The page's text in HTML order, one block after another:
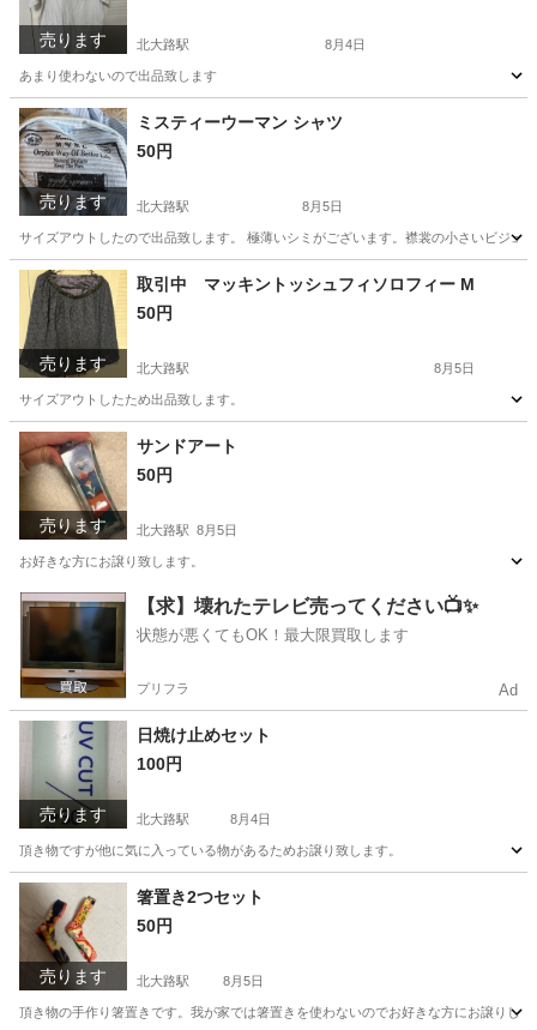
売ります 北大路駅 8月4日
あまり使わないので出品致します
京都 京都市
売ります
ミスティーウーマン シャツ
50円
北大路駅 8月5日
サイズアウトしたので出品致します。 極薄いシミがございます。襟裳の小さいビジュ
京都 京都市 北大路駅 シャツ
売ります
取引中 マッキントッシュフィソロフィー M
50円
北大路駅 8月5日
サイズアウトしたため出品致します。
京都 京都市 北大路駅
売ります
サンドアート
50円
北大路駅 8月5日
お好きな方にお譲り致します。
京都 京都市 北大路駅 その他 サンドアート
【求】壊れたテレビ売ってください📺✨
状態が悪くてもOK！最大限買取します
プリフラ Ad
売ります
日焼け止めセット
100円
北大路駅 8月4日
頂き物ですが他に気に入っている物があるためお譲り致します。
京都 京都市 北大路駅 その他
売ります
箸置き2つセット
50円
北大路駅 8月5日
頂き物の手作り箸置きです。我が家では箸置きを使わないのでお好きな方にお譲りした